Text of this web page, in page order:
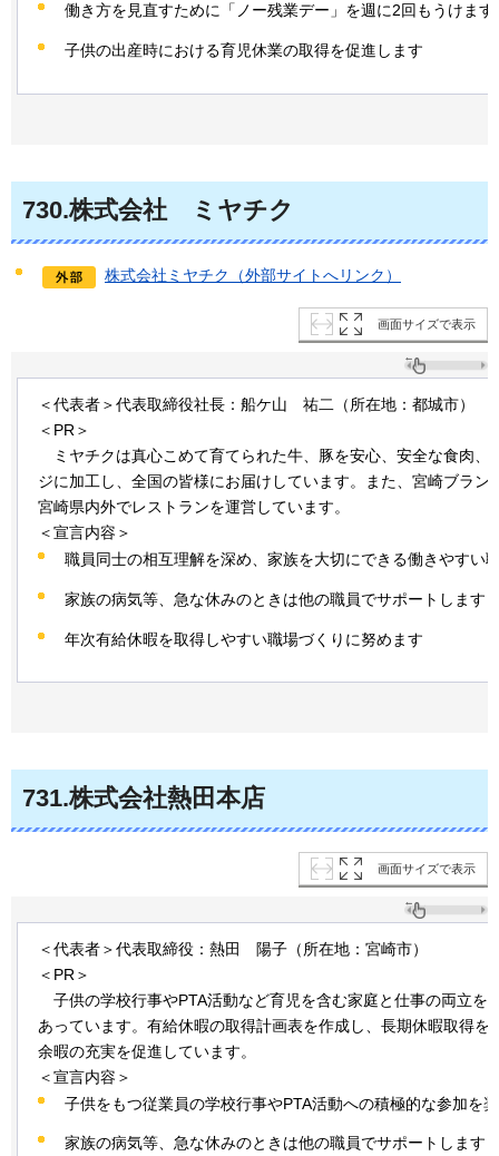
働き方を見直すために「ノー残業デー」を週に2回もうけます
子供の出産時における育児休業の取得を促進します
730.株式会社 ミヤチク
株式会社ミヤチク（外部サイトへリンク）
画面サイズで表示
＜代表者＞代表取締役社長：船ケ山 祐二（所在地：都城市）
＜PR＞
ミ ヤチクは真心こめて育てられた牛、豚を安心、安全な食肉、
ジに加工し、全国の皆様にお届けしています。また、宮崎ブラン
宮崎県内外でレストランを運営しています。
＜宣言内容＞
職員同士の相互理解を深め、家族を大切にできる働きやすい
家族の病気等、急な休みのときは他の職員でサポートします
年次有給休暇を取得しやすい職場づくりに努めます
731.株式会社熱田本店
画面サイズで表示
＜代表者＞代表取締役：熱田 陽子 （所在地：宮崎市）
＜PR＞
子供の学校行事やPTA活動など育児を含む家庭と仕事の両立を
あっています。有給休暇の取得計画表を作成し、長期休暇取得を
余暇の充実を促進しています。
＜宣言内容＞
子供をもつ従業員の学校行事やPTA活動への積極的な参加を
家族の病気等、急な休みのときは他の職員でサポートします